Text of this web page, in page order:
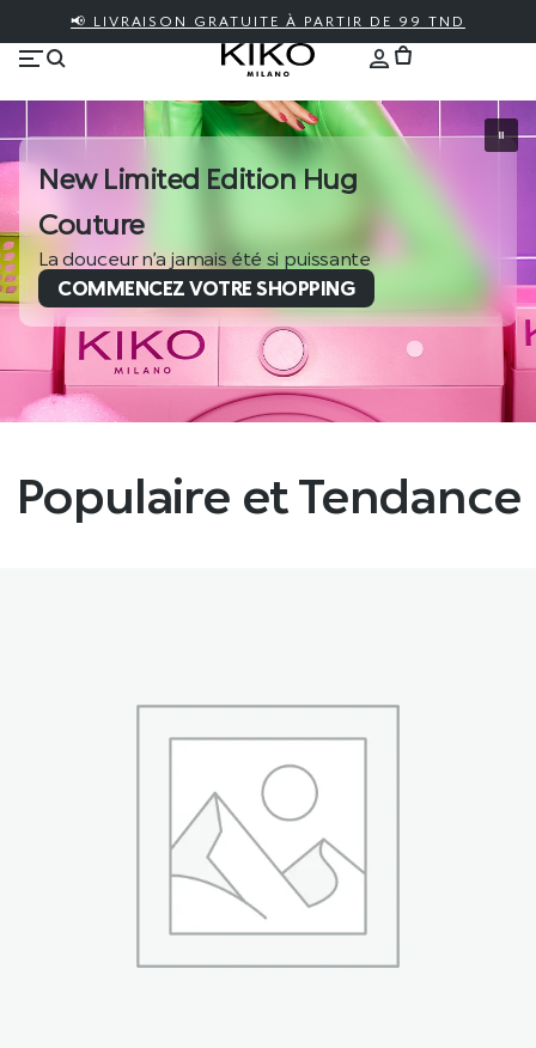
📢 LIVRAISON GRATUITE À PARTIR DE 99 TND
New Limited Edition Hug
Couture
La douceur n’a jamais été si puissante
COMMENCEZ VOTRE SHOPPING
Populaire et Tendance